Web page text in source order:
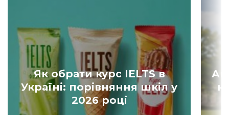
Як обрати курс IELTS в
Україні: порівняння шкіл у
2026 році